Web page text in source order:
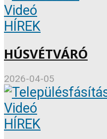
Videó
HÍREK
HÚSVÉTVÁRÓ
2026-04-05
Videó
HÍREK